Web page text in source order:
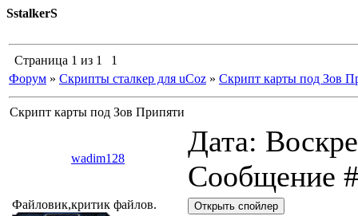
SstalkerS
Страница 1 из 1
1
Форум » Скрипты сталкер для uCoz » Скрипт карты под Зов
Скрипт карты под Зов Припяти
wadim128
Дата:
Сообщение
Файловик,критик файлов.